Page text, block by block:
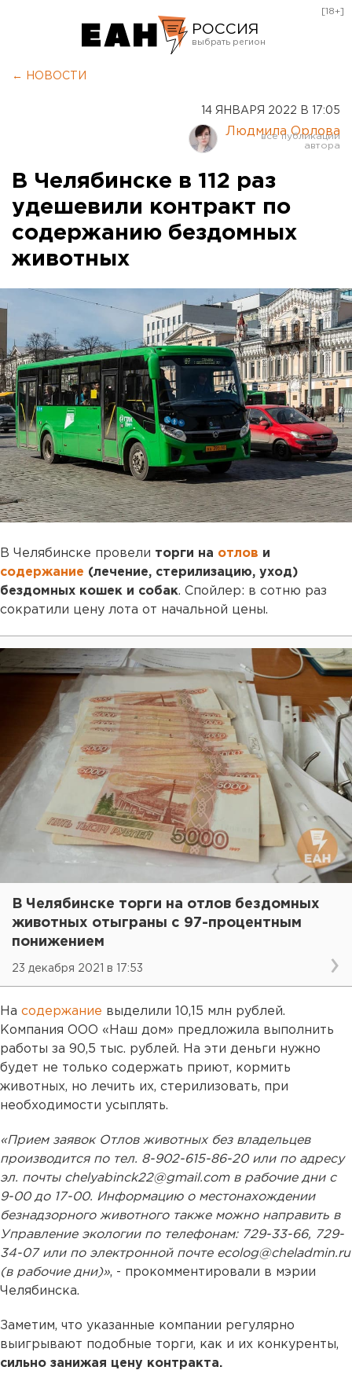
РОССИЯ
Курган
Оренбург
[18+]
← НОВОСТИ
14 ЯНВАРЯ 2022 В 17:05
Людмила Орлова
В Челябинске в 112 раз
удешевили контракт по
содержанию бездомных
животных
В Челябинске провели торги на отлов и
содержание (лечение, стерилизацию, уход)
бездомных кошек и собак. Спойлер: в сотню раз
сократили цену лота от начальной цены.
В Челябинске торги на отлов бездомных
животных отыграны с 97-процентным
понижением
23 декабря 2021 в 17:53
На содержание выделили 10,15 млн рублей.
Компания ООО «Наш дом» предложила выполнить
работы за 90,5 тыс. рублей. На эти деньги нужно
будет не только содержать приют, кормить
животных, но лечить их, стерилизовать, при
необходимости усыплять.
«Прием заявок Отлов животных без владельцев
производится по тел. 8-902-615-86-20 или по адресу
эл. почты chelyabinck22@gmail.comв рабочие дни с
9-00 до 17-00. Информацию о местонахождении
безнадзорного животного также можно направить в
Управление экологии по телефонам: 729-33-66, 729-
34-07 или по электронной почте ecolog@cheladmin.ru
(в рабочие дни)», - прокомментировали в мэрии
Челябинска.
Заметим, что указанные компании регулярно
выигрывают подобные торги, как и их конкуренты,
сильно занижая цену контракта.